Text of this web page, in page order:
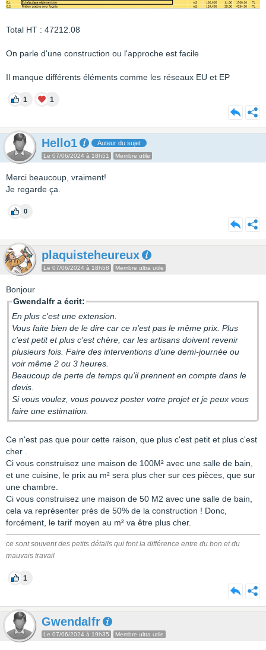
Total HT : 47212.08
On parle d'une construction ou l'approche est facile
Il manque différents éléments comme les réseaux EU et EP
1 1
Hello1 Auteur du sujet
Le 07/06/2024 à 18h51 Membre utile
Merci beaucoup, vraiment!
Je regarde ça.
0
plaquisteheureux
Le 07/06/2024 à 18h58 Membre ultra utile
Bonjour
Gwendalfr a écrit:
En plus c'est une extension.
Vous faite bien de le dire car ce n'est pas le même prix. Plus
c'est petit et plus c'est chère, car les artisans doivent revenir
plusieurs fois. Faire des interventions d'une demi-journée ou
voir même 2 ou 3 heures.
Beaucoup de perte de temps qu'il prennent en compte dans le
devis.
Si vous voulez, vous pouvez poster votre projet et je peux vous
faire une estimation.
Ce n'est pas que pour cette raison, que plus c'est petit et plus c'est
cher .
Ci vous construisez une maison de 100M² avec une salle de bain,
et une cuisine, le prix au m² sera plus cher sur ces pièces, que sur
une chambre.
Ci vous construisez une maison de 50 M2 avec une salle de bain,
cela va représenter près de 50% de la construction ! Donc,
forcément, le tarif moyen au m² va être plus cher.
ce sont souvent des petits détails qui font la différence entre du bon et du
mauvais travail
1
Gwendalfr
Le 07/06/2024 à 19h35 Membre ultra utile